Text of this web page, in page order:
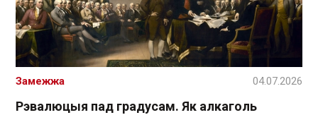
Рэвалюцыя пад градусам. Як алкаголь
Замежжа 04.07.2026